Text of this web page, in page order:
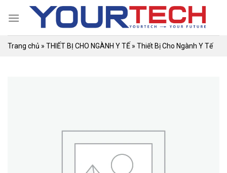
Trang chủ » THIẾT BỊ CHO NGÀNH Y TẾ » Thiết Bị Cho Ngành Y Tế